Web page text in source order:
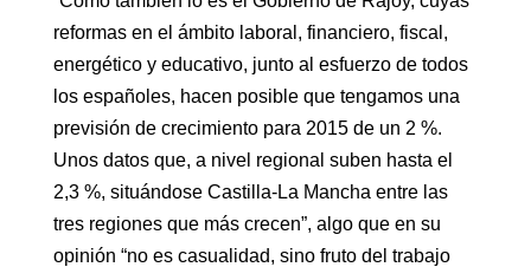
reformas en el ámbito laboral, financiero, fiscal,
energético y educativo, junto al esfuerzo de todos
los españoles, hacen posible que tengamos una
previsión de crecimiento para 2015 de un 2 %.
Unos datos que, a nivel regional suben hasta el
2,3 %, situándose Castilla-La Mancha entre las
tres regiones que más crecen”, algo que en su
opinión “no es casualidad, sino fruto del trabajo